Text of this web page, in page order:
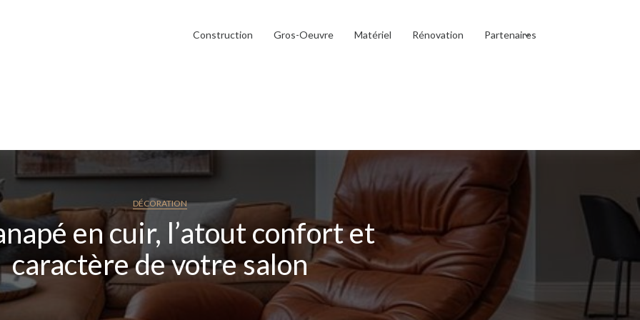
Construction Gros-Oeuvre Matériel Rénovation Partenaires
DÉCORATION
en cuir, l’atout confort et
caractère de votre salon